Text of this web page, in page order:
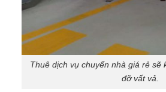
Thuê dịch vụ chuyển nhà giá rẻ sẽ
đỡ vất vả.